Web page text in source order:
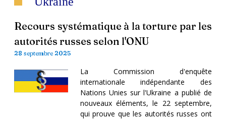
Recours systématique à la torture par les
autorités russes selon l'ONU
28 septembre 2025
La Commission d'enquête
internationale indépendante des
Nations Unies sur l'Ukraine a publié de
nouveaux éléments, le 22 septembre,
qui prouve que les autorités russes ont